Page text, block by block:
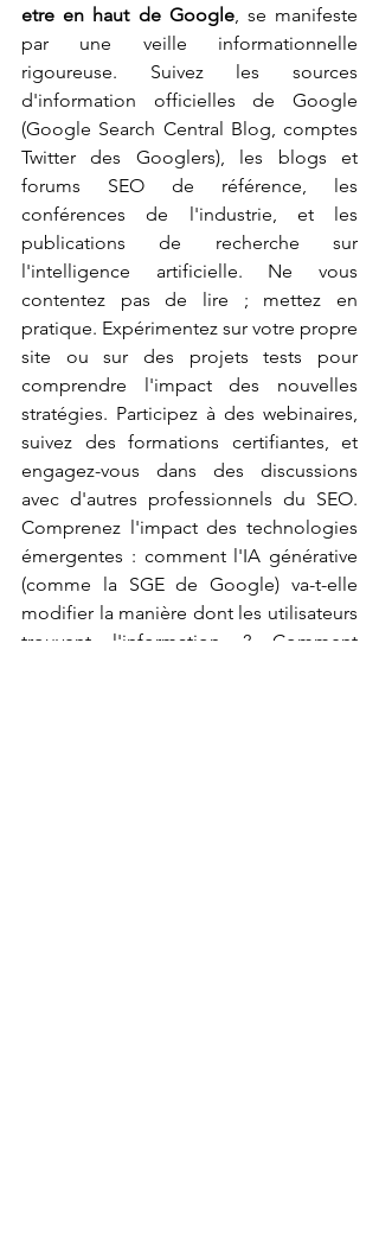
etre en haut de Google, se manifeste
par une veille informationnelle
rigoureuse. Suivez les sources
d'information officielles de Google
(Google Search Central Blog, comptes
Twitter des Googlers), les blogs et
forums SEO de référence, les
conférences de l'industrie, et les
publications de recherche sur
l'intelligence artificielle. Ne vous
contentez pas de lire ; mettez en
pratique. Expérimentez sur votre propre
site ou sur des projets tests pour
comprendre l'impact des nouvelles
stratégies. Participez à des webinaires,
suivez des formations certifiantes, et
engagez-vous dans des discussions
avec d'autres professionnels du SEO.
Comprenez l'impact des technologies
émergentes : comment l'IA générative
(comme la SGE de Google) va-t-elle
modifier la manière dont les utilisateurs
trouvent l'information ? Comment